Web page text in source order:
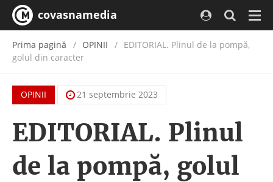
covasnamedia
Prima pagină OPINII
EDITORIAL. Plinul de la pompă,
golul din caracter
OPINII 21 septembrie 2023
EDITORIAL. Plinul
de la pompă, golul